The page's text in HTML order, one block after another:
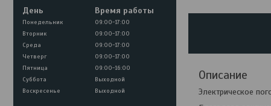
Описание
Электрическое
День
Время работы
Понедельник
09:00-17:00
Вторник
09:00-17:00
Среда
09:00-17:00
Четверг
09:00-17:00
Пятница
09:00-16:00
Суббота
Выходной
Воскресенье
Выходной